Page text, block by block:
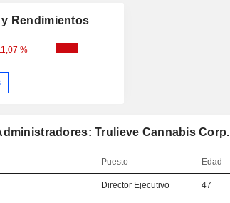
Rendimientos
%
Trulieve Cannabis Corp.
Puesto Edad
Director Ejecutivo 47